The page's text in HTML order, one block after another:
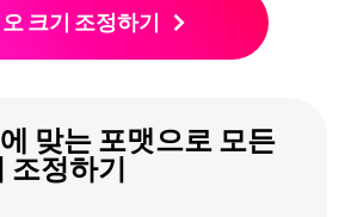
크기 조정하기
맞는 포맷으로 모든
정하기